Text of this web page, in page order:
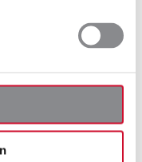
mogą zostać
lub zakupione
IT a następnie
zapewnieniem